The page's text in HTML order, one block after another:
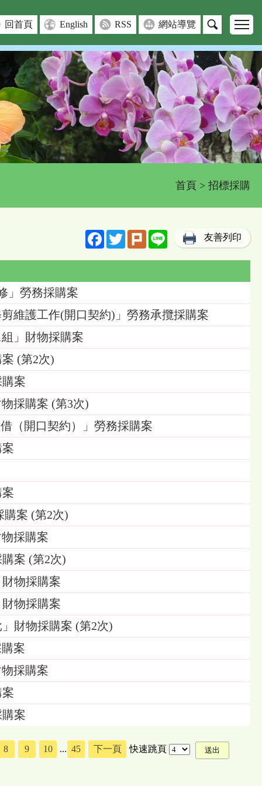
回首頁 English RSS 網站導覽
首頁 > 招標採購
FacebookTwitterPlurk Line 友善列印
」勞務採購案
維護工作(開口契約)」勞務承攬採購案
」財物採購案
(第2次)
案
採購案 (第3次)
（開口契約）」勞務採購案
購案 (第2次)
採購案
案 (第2次)
物採購案
物採購案
財物採購案 (第2次)
案
採購案
案
8 9 10 ... 45 下一頁 快速跳頁